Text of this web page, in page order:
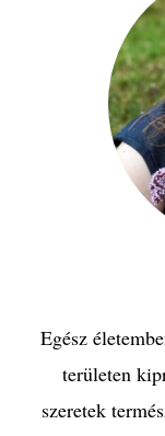
Egész
területen
szeretek